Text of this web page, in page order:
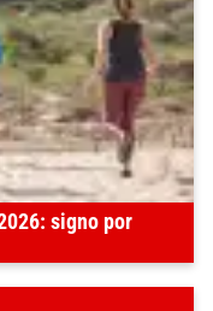
signo por